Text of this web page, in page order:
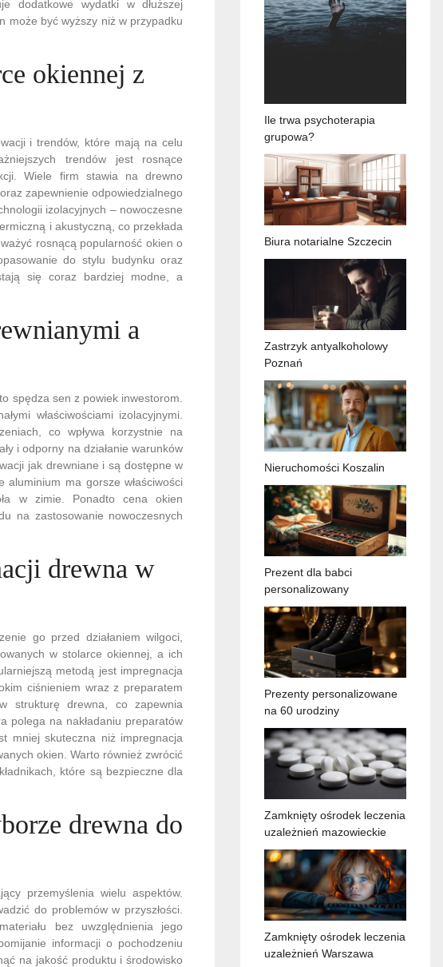
dodatkowe wydatki w dłuższej
może być wyższy niż w przypadku
okiennej z
i trendów, które mają na celu
trendów jest rosnące
Wiele firm stawia na drewno
zapewnienie odpowiedzialnego
izolacyjnych – nowoczesne
i akustyczną, co przekłada
rosnącą popularność okien o
do stylu budynku oraz
się coraz bardziej modne, a
a
spędza sen z powiek inwestorom.
właściwościami izolacyjnymi.
co wpływa korzystnie na
i odporny na działanie warunków
jak drewniane i są dostępne w
ma gorsze właściwości
w zimie. Ponadto cena okien
na zastosowanie nowoczesnych
drewna w
go przed działaniem wilgoci,
w stolarce okiennej, a ich
metodą jest impregnacja
ciśnieniem wraz z preparatem
strukturę drewna, co zapewnia
polega na nakładaniu preparatów
mniej skuteczna niż impregnacja
okien. Warto również zwrócić
które są bezpieczne dla
drewna do
przemyślenia wielu aspektów.
do problemów w przyszłości.
bez uwzględnienia jego
informacji o pochodzeniu
na jakość produktu i środowisko
Ile trwa psychoterapia
grupowa?
Biura notarialne Szczecin
Zastrzyk antyalkoholowy
Poznań
Nieruchomości Koszalin
Prezent dla babci
personalizowany
Prezenty personalizowane
na 60 urodziny
Zamknięty ośrodek leczenia
uzależnień mazowieckie
Zamknięty ośrodek leczenia
uzależnień Warszawa